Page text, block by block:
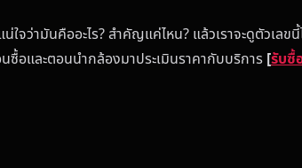
จว่ามันคืออะไร? สำคัญแค่ไหน? แล้วเราจะดูตัวเล
ซื้อและตอนนำกล้องมาประเมินราคากับบริการ [รับซื้